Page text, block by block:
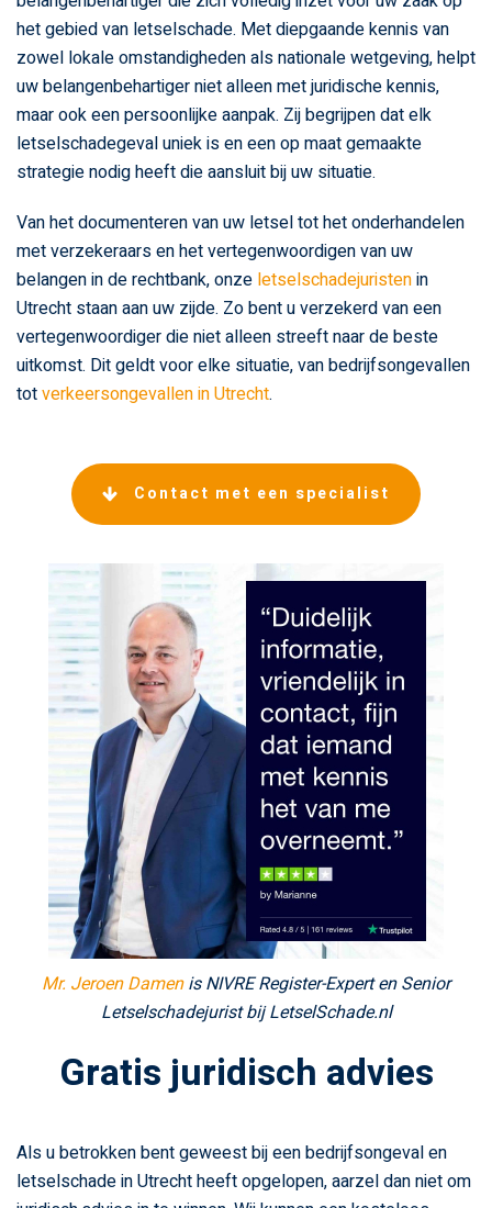
het gebied van letselschade. Met diepgaande kennis van
zowel lokale omstandigheden als nationale wetgeving, helpt
uw belangenbehartiger niet alleen met juridische kennis,
maar ook een persoonlijke aanpak. Zij begrijpen dat elk
letselschadegeval uniek is en een op maat gemaakte
strategie nodig heeft die aansluit bij uw situatie.
Van het documenteren van uw letsel tot het onderhandelen
met verzekeraars en het vertegenwoordigen van uw
belangen in de rechtbank, onze letselschadejuristenin
Utrecht staan aan uw zijde. Zo bent u verzekerd van een
vertegenwoordiger die niet alleen streeft naar de beste
uitkomst. Dit geldt voor elke situatie, van bedrijfsongevallen
totverkeersongevallen in Utrecht.
Contact met een specialist
Mr. Jeroen Damenis NIVRE Register-Expert en Senior
Letselschadejurist bij LetselSchade.nl
Gratis juridisch advies
Als u betrokken bent geweest bij een bedrijfsongeval en
letselschade in Utrecht heeft opgelopen, aarzel dan niet om